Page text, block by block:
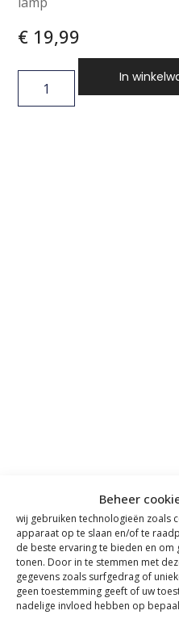
Beheer
wij gebruiken technologieën zoals
apparaat op te slaan en/of te
de beste ervaring te bieden en
tonen. Door in te stemmen met
gegevens zoals surfgedrag of
geen toestemming geeft of uw
nadelige invloed hebben op
€ 19,99
In
Contact